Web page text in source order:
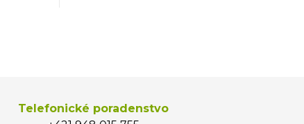
Telefonické poradenstvo